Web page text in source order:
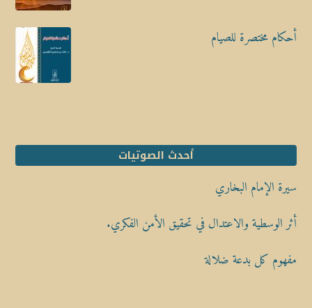
أحكام مختصرة للصيام
أحدث الصوتيات
سيرة الإمام البخاري
أثر الوسطية والاعتدال في تحقيق الأمن الفكري.
مفهوم كل بدعة ضلالة